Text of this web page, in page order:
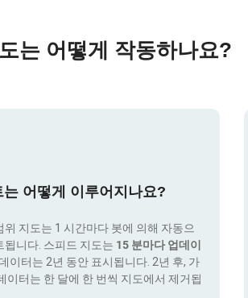
는 어떻게 작동하나요?
는 어떻게 이루어지나요?
위 지도는 1 시간마다 봇에 의해 자동으
됩니다. 스피드 지도는 15 분마다 업데이
이터는 2년 동안 표시됩니다. 2년 후, 가
이터는 한 달에 한 번씩 지도에서 제거됩